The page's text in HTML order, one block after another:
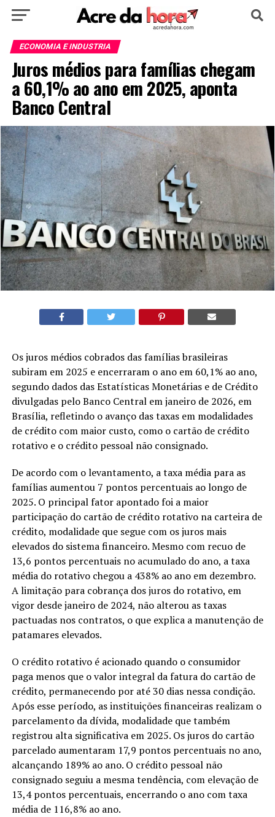
HOME POLÍTICA
EDUCAÇÃO NOTÍCIA MUNDO
ECONOMIA E INDUSTRIA
Juros médios para famílias chegam
a 60,1% ao ano em 2025, aponta
Banco Central
Os juros médios cobrados das famílias brasileiras
subiram em 2025 e encerraram o ano em 60,1% ao ano,
segundo dados das Estatísticas Monetárias e de Crédito
divulgadas pelo Banco Central em janeiro de 2026, em
Brasília, refletindo o avanço das taxas em modalidades
de crédito com maior custo, como o cartão de crédito
rotativo e o crédito pessoal não consignado.
De acordo com o levantamento, a taxa média para as
famílias aumentou 7 pontos percentuais ao longo de
2025. O principal fator apontado foi a maior
participação do cartão de crédito rotativo na carteira de
crédito, modalidade que segue com os juros mais
elevados do sistema financeiro. Mesmo com recuo de
13,6 pontos percentuais no acumulado do ano, a taxa
média do rotativo chegou a 438% ao ano em dezembro.
A limitação para cobrança dos juros do rotativo, em
vigor desde janeiro de 2024, não alterou as taxas
pactuadas nos contratos, o que explica a manutenção de
patamares elevados.
O crédito rotativo é acionado quando o consumidor
paga menos que o valor integral da fatura do cartão de
crédito, permanecendo por até 30 dias nessa condição.
Após esse período, as instituições financeiras realizam o
parcelamento da dívida, modalidade que também
registrou alta significativa em 2025. Os juros do cartão
parcelado aumentaram 17,9 pontos percentuais no ano,
alcançando 189% ao ano. O crédito pessoal não
consignado seguiu a mesma tendência, com elevação de
13,4 pontos percentuais, encerrando o ano com taxa
média de 116,8% ao ano.